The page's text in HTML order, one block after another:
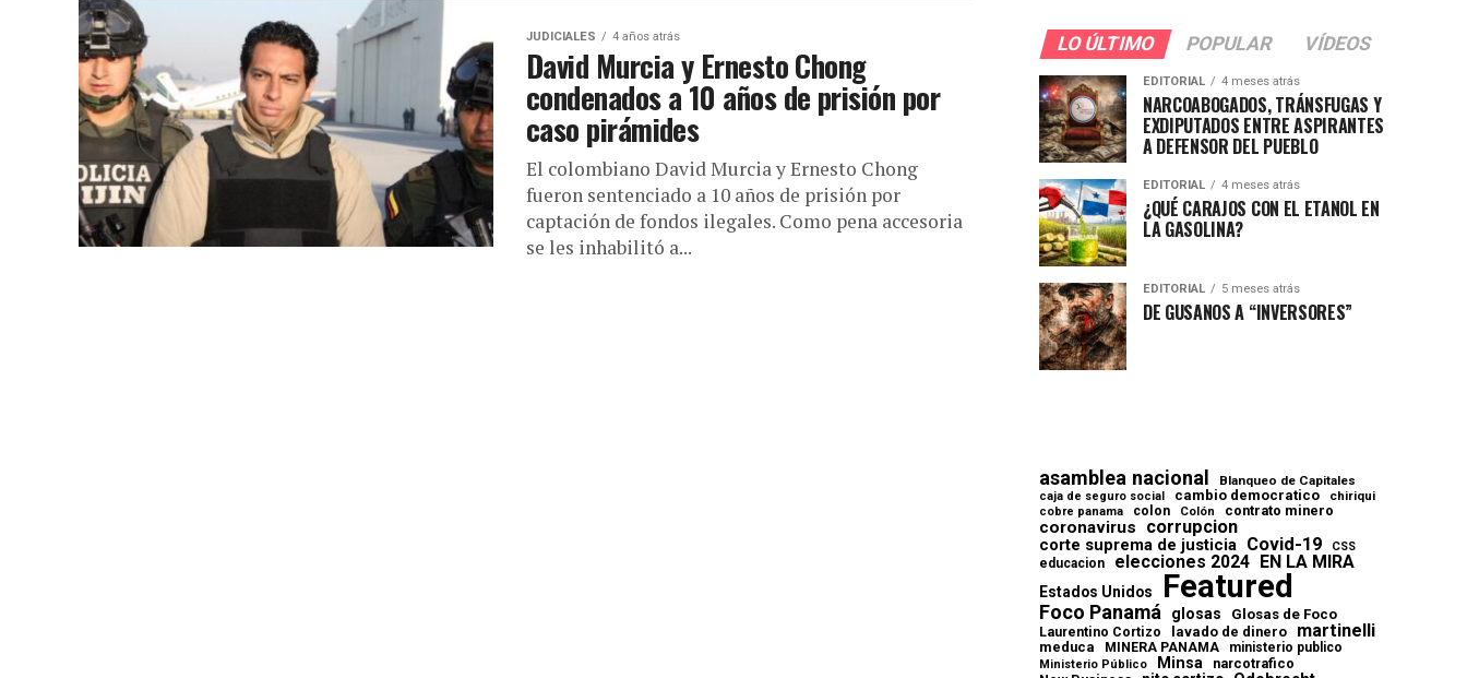
JUDICIALES 4 años atrás
David Murcia y Ernesto Chong
condenados a 10 años de prisión por
caso pirámides
El colombiano David Murcia y Ernesto Chong
fueron sentenciado a 10 años de prisión por
captación de fondos ilegales. Como pena accesoria
se les inhabilitó a...
LO ÚLTIMO POPULAR VÍDEOS
EDITORIAL 4 meses atrás
NARCOABOGADOS, TRÁNSFUGAS Y
EXDIPUTADOS ENTRE ASPIRANTES
A DEFENSOR DEL PUEBLO
EDITORIAL 4 meses atrás
¿QUÉ CARAJOS CON EL ETANOL EN
LA GASOLINA?
EDITORIAL 5 meses atrás
DE GUSANOS A “INVERSORES”
asamblea nacional Blanqueo de Capitales
caja de seguro social cambio democratico chiriqui
cobre panama colon Colón contrato minero
coronavirus corrupcion
corte suprema de justicia Covid-19 CSS
educacion elecciones 2024 EN LA MIRA
Estados Unidos Featured
Foco Panamá glosas Glosas de Foco
Laurentino Cortizo lavado de dinero martinelli
meduca MINERA PANAMA ministerio publico
Ministerio Público Minsa
narcotrafico